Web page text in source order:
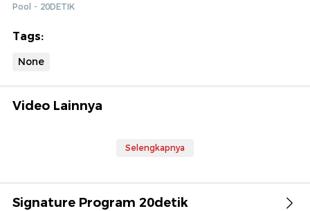
Pool - 20DETIK
Tags:
None
Video Lainnya
Selengkapnya
Signature Program 20detik